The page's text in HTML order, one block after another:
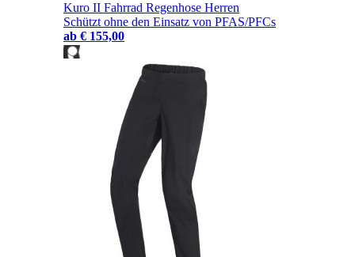
Kuro II Fahrrad Regenhose Herren
Schützt ohne den Einsatz von PFAS/PFCs
ab € 155,00